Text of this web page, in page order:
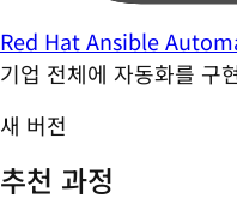
Red Hat Ansible
기업 전체에 자동화를 구
새 버전
추천 과정